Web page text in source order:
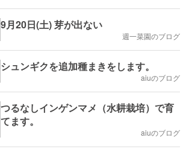
9月20日(土) 芽が出ない
週一菜園のブログ
シュンギクを追加種まきをします。
aiuのブログ
つるなしインゲンマメ（水耕栽培）で育
てます。
aiuのブログ